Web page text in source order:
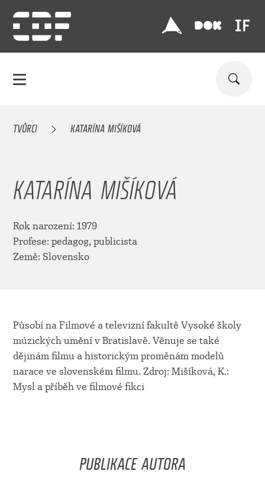
TVŮRCI KATARÍNA MIŠÍKOVÁ
KATARÍNA MIŠÍKOVÁ
Rok narození: 1979
Profese: pedagog, publicista
Země: Slovensko
Působí na Filmové a televizní fakultě Vysoké školy
múzických umění v Bratislavě. Věnuje se také
dějinám filmu a historickým proměnám modelů
narace ve slovenském filmu. Zdroj: Mišíková, K.:
Mysl a příběh ve filmové fikci
PUBLIKACE AUTORA